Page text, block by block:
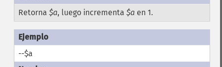
Retorna $a, luego incrementa $a en 1.
--$a